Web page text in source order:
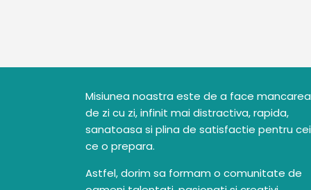
Misiunea noastra este de a face mancarea
de zi cu zi, infinit mai distractiva, rapida,
sanatoasa si plina de satisfactie pentru cei
ce o prepara.
Astfel, dorim sa formam o comunitate de